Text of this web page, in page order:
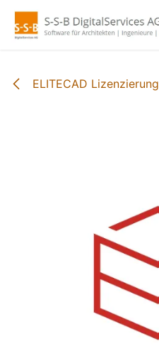
Zum Inhalt springen
ELITECAD Lizenzierung